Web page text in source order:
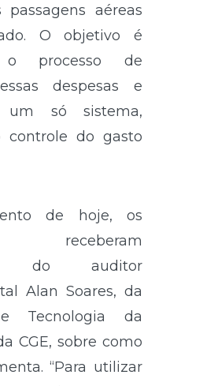
passagens aéreas
O objetivo é
o processo de
despesas e
só sistema,
controle do gasto
de hoje, os
receberam
do auditor
Alan Soares, da
Tecnologia da
CGE, sobre como
“Para utilizar